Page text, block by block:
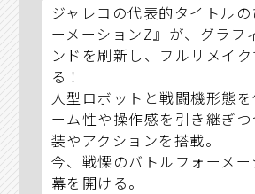
ジャレコの代表的タイトル
ーメーションZ』が、グラフ
ンドを刷新し、フルリメイ
る！
人型ロボットと戦闘機形態
ーム性や操作感を引き継ぎ
装やアクションを搭載。
今、戦慄のバトルフォーメ
幕を開ける。